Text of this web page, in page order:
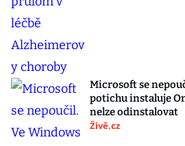
Microsoft se
potichu instaluje
nelze odinstalovat
Živě.cz